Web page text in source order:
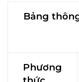
Bảng
Phương